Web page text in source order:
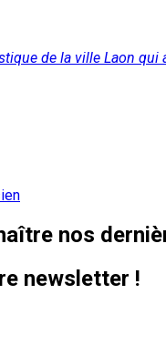
de la ville Laon
nos
newsletter !